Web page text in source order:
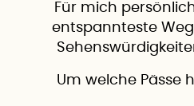
Für mich
entspannteste
Um welche Pässe